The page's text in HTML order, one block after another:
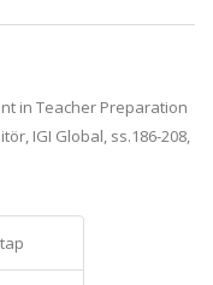
in Teacher Preparation
IGI Global, ss.186-208,